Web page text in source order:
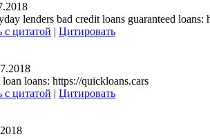
lenders bad credit loans guaranteed loans:
с цитатой | Цитировать
loans: https://quickloans.cars
с цитатой | Цитировать